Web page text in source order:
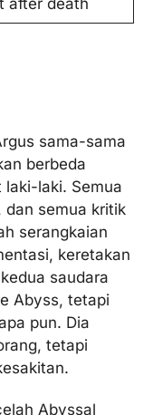
sama-sama
berbeda
laki. Semua
dan semua kritik
serangkaian
keretakan
saudara
Abyss, tetapi
pun. Dia
tetapi
Abyssal